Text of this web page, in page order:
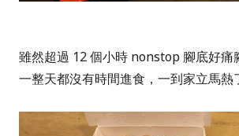
雖然超過 12 個小時 nonstop 腳底好痛
一整天都沒有時間進食，一到家立馬熱